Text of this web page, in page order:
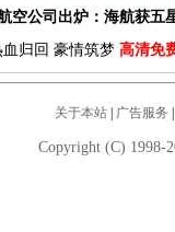
空公司出炉：海航获五
归回 豪情筑梦 高清免
关于本站| 广告服务
Copyright (C) 1998-